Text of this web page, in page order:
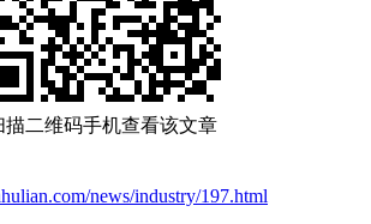
描二维码手机查看该文章
news/industry/197.html